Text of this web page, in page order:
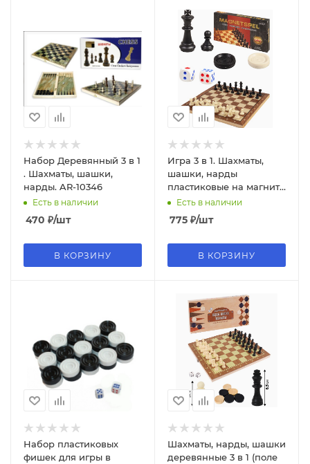
Набор Деревянный 3 в 1
. Шахматы, шашки,
нарды. AR-10346
Есть в наличии
470 ₽/шт
В КОРЗИНУ
Игра 3 в 1. Шахматы,
шашки, нарды
пластиковые на магните
24х12 см, И-0140
Есть в наличии
775 ₽/шт
В КОРЗИНУ
Набор пластиковых
фишек для игры в
Шахматы, нарды, шашки
деревянные 3 в 1 (поле